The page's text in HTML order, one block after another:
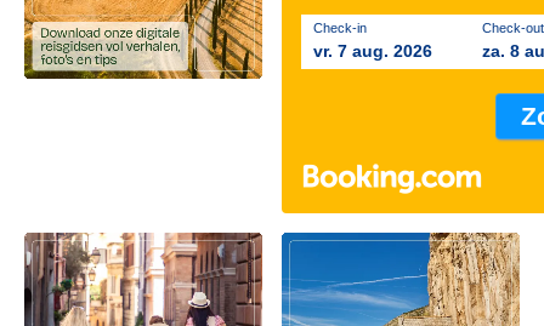
Check-in
vr. 7 aug. 2026
Check-out
za. 8